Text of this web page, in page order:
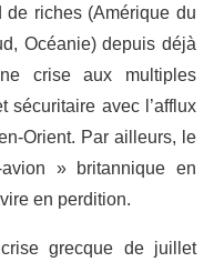
de riches (Amérique du
Océanie) depuis déjà
crise aux multiples
sécuritaire avec l’afflux
Orient. Par ailleurs, le
»
britannique en
en perdition.
grecque de juillet